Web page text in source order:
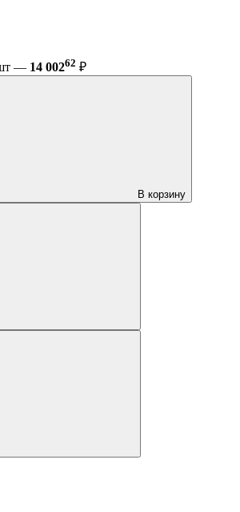
— 14 00262 ₽
В корзину